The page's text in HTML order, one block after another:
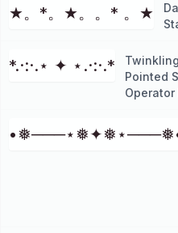
★。*。★。。* 。★
*.·:·.⋆ ✦ ⋆.·:·.*
Pointed
Operator